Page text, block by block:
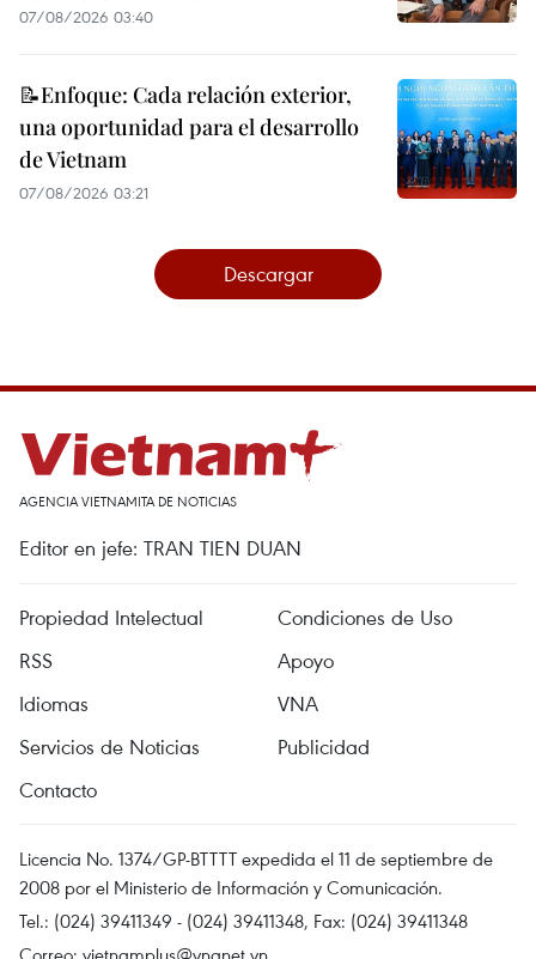
07/08/2026 03:40
📝Enfoque: Cada relación exterior,
una oportunidad para el desarrollo
de Vietnam
07/08/2026 03:21
Descargar
AGENCIA VIETNAMITA DE NOTICIAS
Editor en jefe: TRAN TIEN DUAN
Propiedad Intelectual
Condiciones de Uso
RSS
Apoyo
Idiomas
VNA
Servicios de Noticias
Publicidad
Contacto
Licencia No. 1374/GP-BTTTT expedida el 11 de septiembre de
2008 por el Ministerio de Información y Comunicación.
Tel.: (024) 39411349 - (024) 39411348, Fax: (024) 39411348